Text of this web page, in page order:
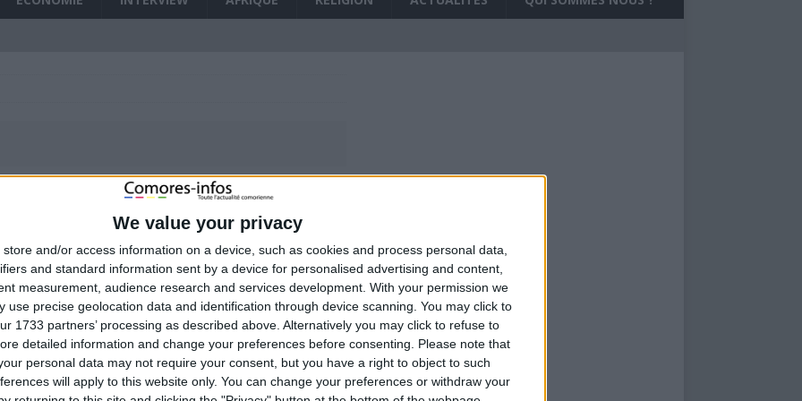
We value your privacy
store and/or access information on a device, such as cookies and process personal data,
and standard information sent by a device for personalised advertising and content,
measurement, audience research and services development. With your permission we
use precise geolocation data and identification through device scanning. You may click to
1733 partners’ processing as described above. Alternatively you may click to refuse to
detailed information and change your preferences before consenting. Please note that
personal data may not require your consent, but you have a right to object to such
will apply to this website only. You can change your preferences or withdraw your
République célèbre la paix et la tolérance lors de la prière du vendredi
que l’initiative « la Ceinture et la Route » va permettre de relever
une possible assistance financière d’urgence du FMI aux Comores
gagnant du Global Start Up Week end à Moroni SANS DÉTOUR
aux côtés de l’Union européenne et de la PIROI pour venir en aide
qu’elle est enceinte
de révéler ses sombres secrets, laissant le public horrifié
son retour aux Comores et sa détention dans un lieu
d’Ivoire, des militaires mutins